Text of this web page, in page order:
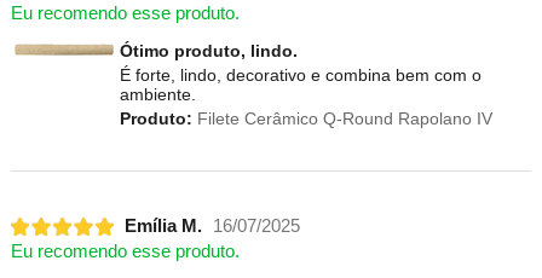
Eu recomendo esse produto.
Ótimo produto, lindo.
É forte, lindo, decorativo e combina bem com o
ambiente.
Produto: Filete Cerâmico Q-Round Rapolano IV
Emília M.
16/07/2025
Eu recomendo esse produto.